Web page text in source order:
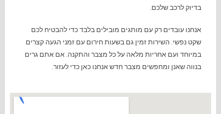
בדיוק לרכב שלכם.
אנחנו עובדים רק עם מותגים מובילים בלבד כדי להבטיח לכם
שקט נפשי. השירות זמין גם בשעות חירום עם זמני הגעה קצרים
במיוחד ועם אחריות מלאה על כל מצבר והתקנה. אם אתם גרים
בנווה שאנן ומחפשים מצבר חדש אנחנו כאן כדי לעזור